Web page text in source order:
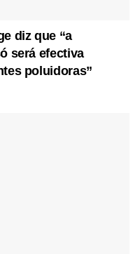
diz que “a
será efectiva
poluidoras”